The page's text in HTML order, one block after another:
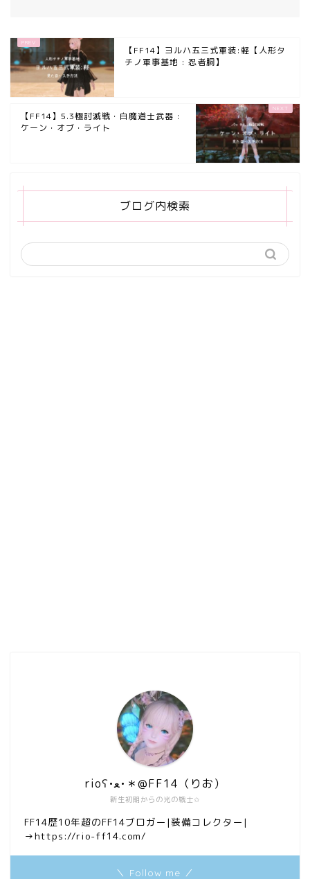
【FF14】ヨルハ五三式軍装:軽【人形タ
チノ軍事基地 : 忍者胴】
【FF14】5.3極討滅戦・白魔道士武器 :
ケーン・オブ・ライト
ブログ内検索
新生初期からの光の戦士✩
rioʕ•ﻌ•＊@FF14（りお）
FF14歴10年超のFF14ブロガー|装備コレクター|
→https://rio-ff14.com/
＼ Follow me ／